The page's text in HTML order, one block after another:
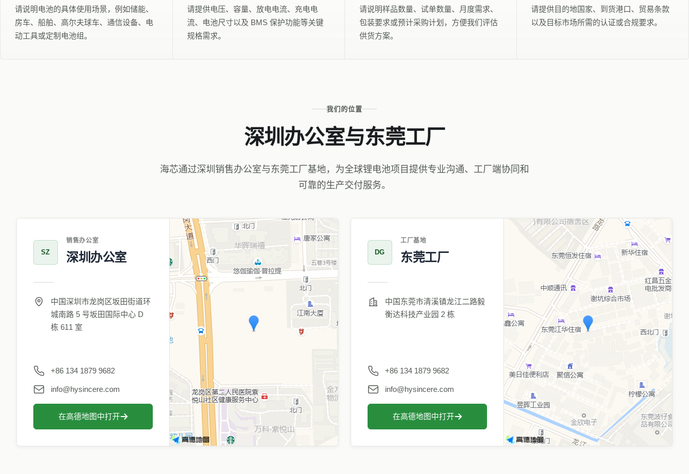
请说明电池的具体使用场景，例如储能、
房车、船舶、高尔夫球车、通信设备、电
动工具或定制电池组。
请提供电压、容量、放电电流、充电电
流、电池尺寸以及 BMS 保护功能等关键
规格需求。
请说明样品数量、试单数量、月度需求、
包装要求或预计采购计划，方便我们评估
供货方案。
请提供目的地国家、到货港口、贸易条款
以及目标市场所需的认证或合规要求。
我们的位置
深圳办公室与东莞工厂
海芯通过深圳销售办公室与东莞工厂基地，为全球锂电池项目提供专业沟通、工厂端协同和
可靠的生产交付服务。
SZ
销售办公室
深圳办公室
中国深圳市龙岗区坂田街道环
城南路 5 号坂田国际中心 D
栋 611 室
+86 134 1879 9682
info@hysincere.com
在高德地图中打开
DG
工厂基地
东莞工厂
中国东莞市清溪镇龙江二路毅
衡达科技产业园 2 栋
+86 134 1879 9682
info@hysincere.com
在高德地图中打开